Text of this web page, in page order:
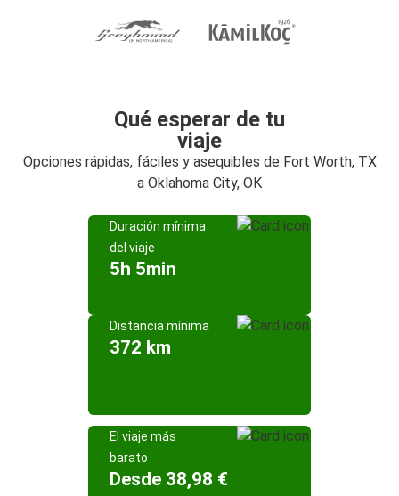
Qué esperar de tu
viaje
Opciones rápidas, fáciles y asequibles de Fort Worth, TX
a Oklahoma City, OK
Duración mínima
del viaje
5h 5min
Distancia mínima
372 km
El viaje más
barato
Desde 38,98 €